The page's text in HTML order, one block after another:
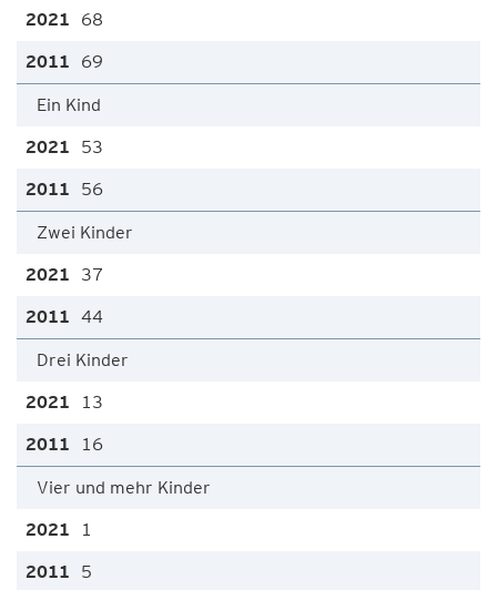
68
69
Ein Kind
53
56
Zwei Kinder
37
44
Drei Kinder
13
16
Vier und mehr Kinder
1
5